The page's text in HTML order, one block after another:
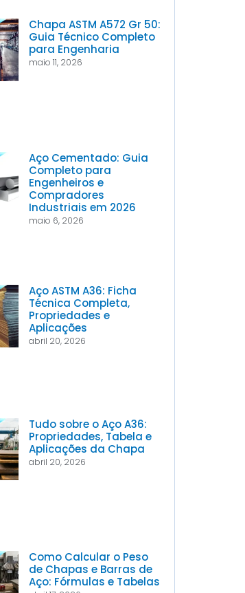
Chapa ASTM A572 Gr 50:
Guia Técnico Completo
para Engenharia
maio 11, 2026
Aço Cementado: Guia
Completo para
Engenheiros e
Compradores
Industriais em 2026
maio 6, 2026
Aço ASTM A36: Ficha
Técnica Completa,
Propriedades e
Aplicações
abril 20, 2026
Tudo sobre o Aço A36:
Propriedades, Tabela e
Aplicações da Chapa
abril 20, 2026
Como Calcular o Peso
de Chapas e Barras de
Aço: Fórmulas e Tabelas